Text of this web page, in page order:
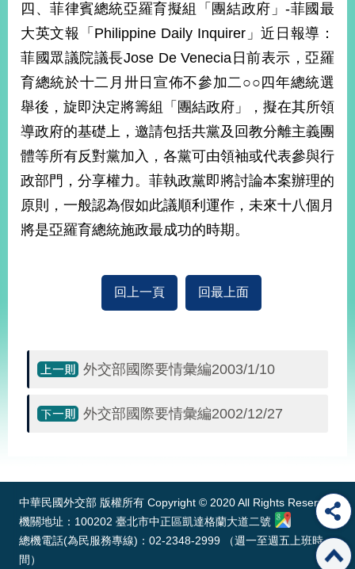
為
民
服
務
本
部
相
關
網
APPYouTube
政
站
資
料
開
放
四、菲律賓總統亞羅育擬組「團結政府」-菲國最
大英文報「Philippine Daily Inquirer」近日報導：
菲國眾議院議長Jose De Venecia日前表示，亞羅
育總統於十二月卅日宣佈不參加二○○四年總統選
舉後，旋即決定將籌組「團結政府」，擬在其所領
導政府的基礎上，邀請包括共黨及回教分離主義團
體等所有反對黨加入，各黨可由領袖或代表參與行
政部門，分享權力。菲執政黨即將討論本案辦理的
原則，一般認為假如此議順利運作，未來十八個月
將是亞羅育總統施政最成功的時期。
回上一頁 回最上面
外交部國際要情彙編2003/1/10
外交部國際要情彙編2002/12/27
中華民國外交部 版權所有 Copyright © 2020 All Rights Reserved
機關地址：100202 臺北市中正區凱達格蘭大道二號
總機電話(為民服務專線)：02-2348-2999 （週一至週五上班時
間）